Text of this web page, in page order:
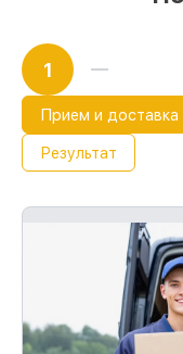
1
Прием и доставка
Результат